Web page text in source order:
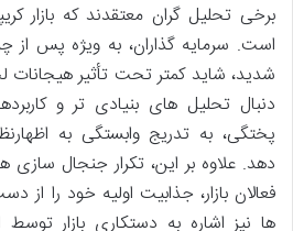
برخی تحلیل گران معتقدند که بازار
است. سرمایه گذاران، به ویژه پس
شدید، شاید کمتر تحت تأثیر هیجانات
دنبال تحلیل های بنیادی تر و
پختگی، به تدریج وابستگی به
دهد. علاوه بر این، تکرار جنجال
فعالان بازار، جذابیت اولیه خود را از
ها نیز اشاره به دستکاری بازار توسط